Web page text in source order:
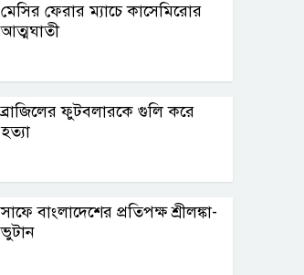
মেসির ফেরার ম্যাচে কাসেমিরোর
আত্মঘাতী
ব্রাজিলের ফুটবলারকে গুলি করে
হত্যা
সাফে বাংলাদেশের প্রতিপক্ষ শ্রীলঙ্কা-
ভুটান